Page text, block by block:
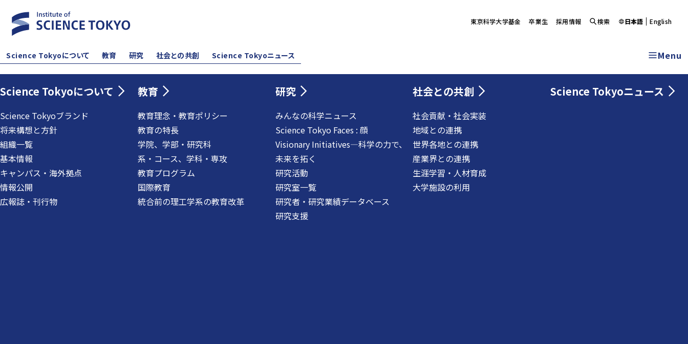
Science Tokyoについて 教育 研究 社会との共創 Science Tokyoニュース Menu
Science Tokyoについて
Science Tokyoブランド
将来構想と方針
組織一覧
基本情報
キャンパス・海外拠点
情報公開
広報誌・刊行物
教育
教育理念・教育ポリシー
教育の特長
学院、学部・研究科
系・コース、学科・専攻
教育プログラム
国際教育
統合前の理工学系の教育改革
研究
みんなの科学ニュース
Science Tokyo Faces : 顔
Visionary Initiatives―科学の力で、
未来を拓く
研究活動
研究室一覧
研究者・研究業績データベース
研究支援
社会との共創
社会貢献・社会実装
地域との連携
世界各地との連携
産業界との連携
生涯学習・人材育成
大学施設の利用
Science Tokyoニュース
東京科学大学基金 卒業生 採用情報 検索 日本語 English